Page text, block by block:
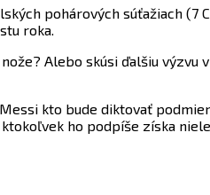
pohárových súťažiach (7
roka.
Alebo skúsi ďalšiu výzvu
kto bude diktovať
ho podpíše získa